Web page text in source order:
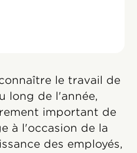
le travail de
long de l'année,
important de
à l'occasion de la
des employés,